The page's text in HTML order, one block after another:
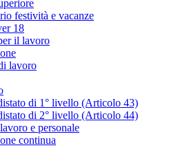
festività e vacanze
18
il lavoro
lavoro
di 1° livello (Articolo 43)
di 2° livello (Articolo 44)
e personale
continua